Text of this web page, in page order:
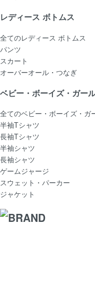
レディース ボトムス
全てのレディース ボトムス
パンツ
スカート
オーバーオール・つなぎ
ベビー・ボーイズ・ガー
全てのベビー・ボーイズ・ガ
半袖Tシャツ
長袖Tシャツ
半袖シャツ
長袖シャツ
ゲームジャージ
スウェット・パーカー
ジャケット